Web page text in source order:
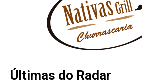
Últimas do Radar